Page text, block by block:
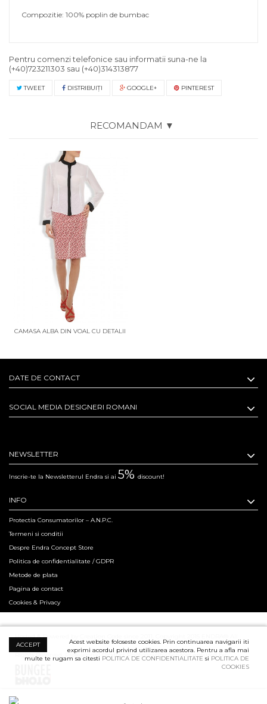
Compozitie: 100% poplin de bumbac
Pentru comenzi telefonice sau informatii suna-ne la
(+40)723211303 sau (+40)314313877
TWEET DISTRIBUIŢI GOOGLE+ PINTEREST
RECOMANDAM ▼
CAMASA ALBA DIN VOAL CU DETALII
DATE DE CONTACT
SOCIAL MEDIA DESIGNERI ROMANI
NEWSLETTER
Inscrie-te la Newsletterul Endra si ai 5% discount!
INFO
Protectia Consumatorilor – A.N.P.C.
Termeni si conditii
Despre Endra Concept Store
Politica de confidentialitate / GDPR
Metode de plata
Pagina de contact
Cookies & Privacy
Hosted & Powered by Creation Code since 2011. Copyright 2015 ENDRA® All
Rights Reserved. Professional Product Photography Services ensured by
ACCEPT
Acest website foloseste cookies. Prin continuarea navigarii iti
exprimi acordul privind utilizarea acestora. Pentru a afla mai
multe te rugam sa citesti POLITICA DE CONFIDENTIALITATE si POLITICA DE
COOKIES